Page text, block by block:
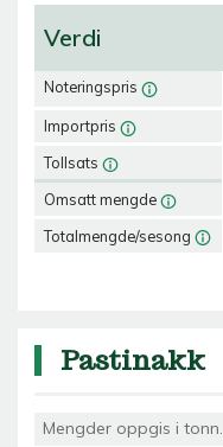
Verdi
Noteringspris
Importpris
Tollsats
Omsatt mengde
Totalmengde/sesong
Pastinakk
Mengder oppgis i tonn.